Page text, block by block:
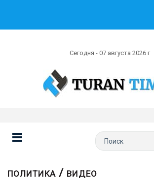
Сегодня - 07 августа 2026 г
ПОЛИТИКА / ВИДЕО